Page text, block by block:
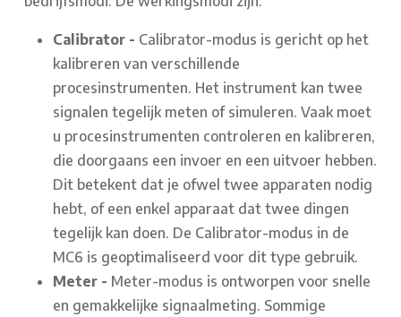
Calibrator - Calibrator-modus is gericht op het
kalibreren van verschillende
procesinstrumenten. Het instrument kan twee
signalen tegelijk meten of simuleren. Vaak moet
u procesinstrumenten controleren en kalibreren,
die doorgaans een invoer en een uitvoer hebben.
Dit betekent dat je ofwel twee apparaten nodig
hebt, of een enkel apparaat dat twee dingen
tegelijk kan doen. De Calibrator-modus in de
MC6 is geoptimaliseerd voor dit type gebruik.
Meter - Meter-modus is ontworpen voor snelle
en gemakkelijke signaalmeting. Sommige